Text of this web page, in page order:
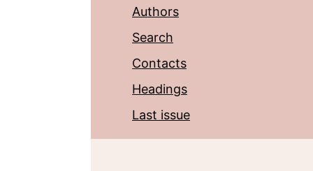
Authors
Search
Contacts
Headings
Last issue